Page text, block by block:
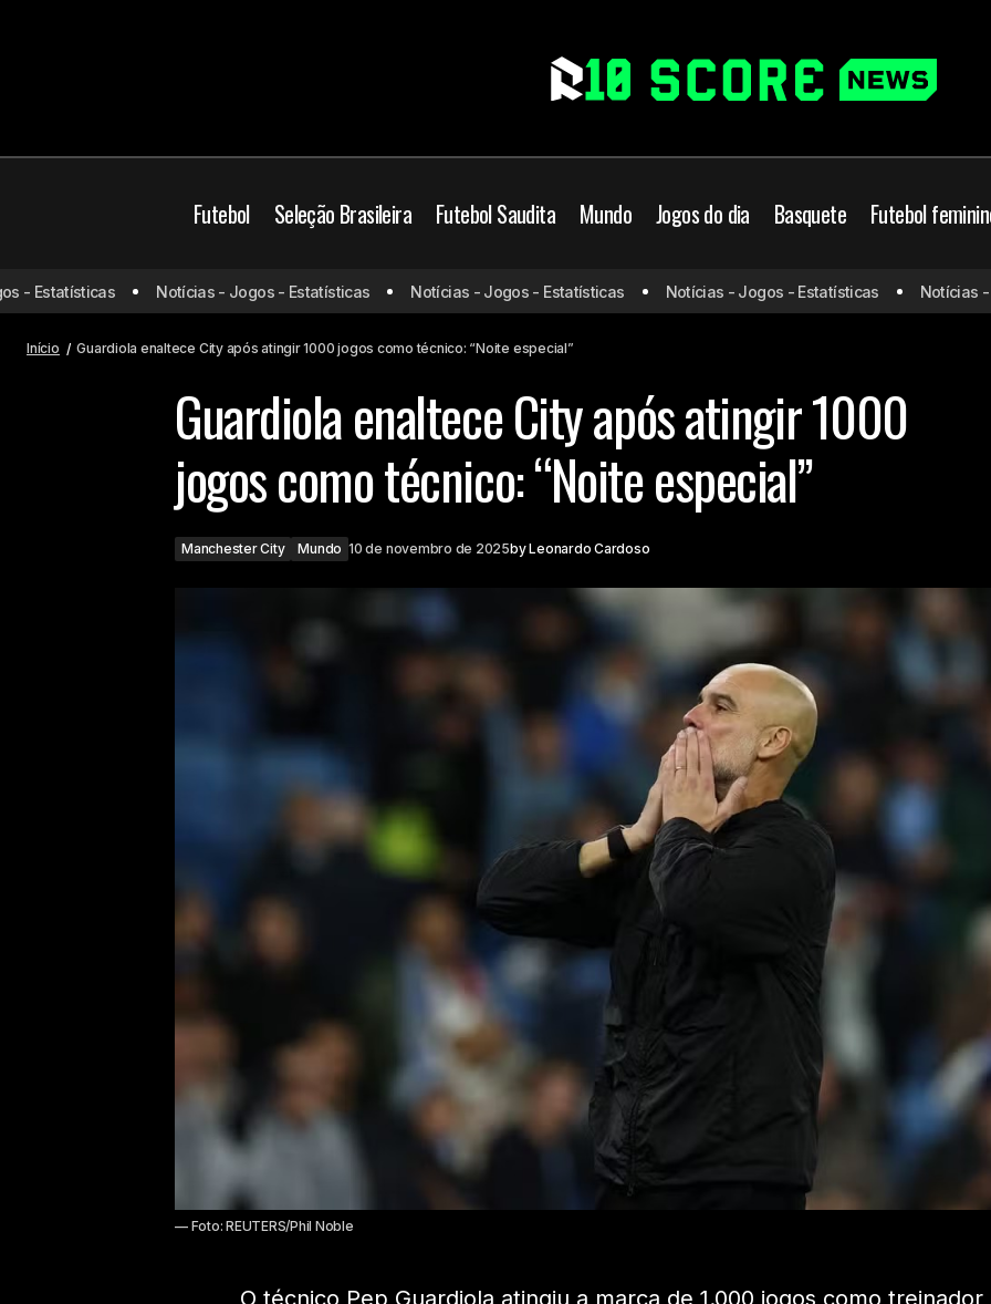
Futebol Seleção Brasileira Futebol Saudita Mundo Jogos do dia Basquete Futebol
Palmeiras soma quase um time de
desfalques para clássico com o
Santos
Manchester City
Mundo
Guardiola enaltece City após atingir 1000 jogos como
especial”
Notícias - Jogos - Estatísticas Notícias - Jogos - Estatísticas Notícias - Jogos - Estatísticas Notícias -
Início Guardiola enaltece City após atingir 1000 jogos como técnico: “Noite especial”
Guardiola enaltece City após atingir 1000
jogos como técnico: “Noite especial”
Manchester City Mundo 10 de novembro de 2025byLeonardo Cardoso
— Foto: REUTERS/Phil Noble
O técnico Pep Guardiola atingiu a marca de 1.000 jogos como treinador